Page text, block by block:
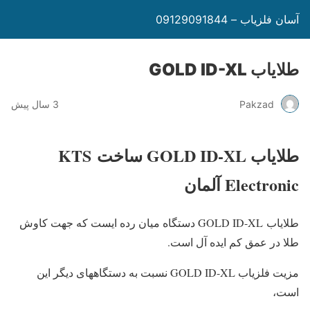
آسان فلزیاب – 09129091844
طلایاب GOLD ID-XL
Pakzad 3 سال پیش
طلایاب GOLD ID-XL ساخت KTS
Electronic آلمان
طلایاب GOLD ID-XL دستگاه میان رده ایست که جهت کاوش
طلا در عمق کم ایده آل است.
مزیت فلزیاب GOLD ID-XL نسبت به دستگاههای دیگر این
است،